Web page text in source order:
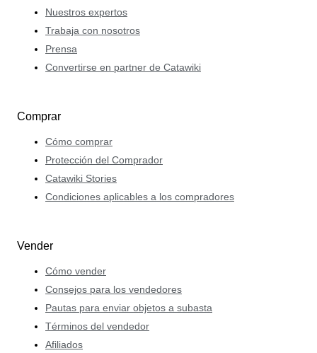
Nuestros expertos
Trabaja con nosotros
Prensa
Convertirse en partner de Catawiki
Comprar
Cómo comprar
Protección del Comprador
Catawiki Stories
Condiciones aplicables a los compradores
Vender
Cómo vender
Consejos para los vendedores
Pautas para enviar objetos a subasta
Términos del vendedor
Afiliados